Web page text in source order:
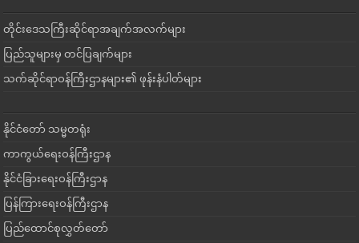
တိုင်းဒေသကြီးဆိုင်ရာအချက်အလက်များ
ပြည်သူများမှ တင်ပြချက်များ
သက်ဆိုင်ရာဝန်ကြီးဌာနများ၏ ဖုန်းနံပါတ်များ
နိုင်ငံတော် သမ္မတရုံး
ကာကွယ်ရေးဝန်ကြီးဌာန
နိုင်ငံခြားရေးဝန်ကြီးဌာန
ပြန်ကြားရေးဝန်ကြီးဌာန
ပြည်ထောင်စုလွှတ်တော်